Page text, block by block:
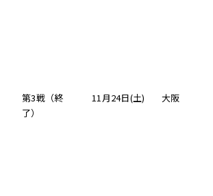
第3戦（終
了）
11月24日(土) 大阪